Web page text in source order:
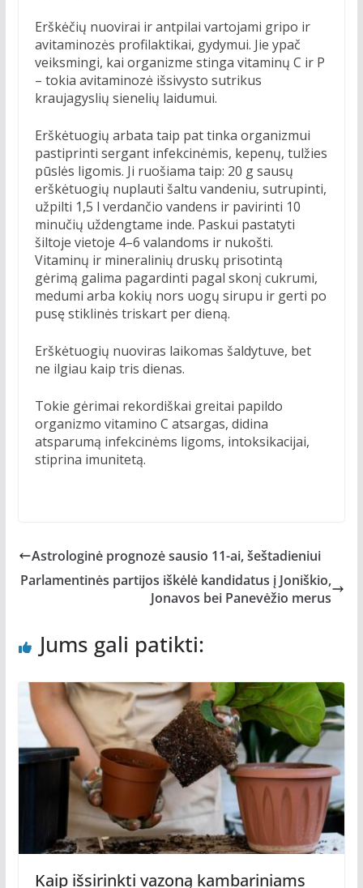
Erškėčių nuovirai ir antpilai vartojami gripo ir
avitaminozės profilaktikai, gydymui. Jie ypač
veiksmingi, kai organizme stinga vitaminų C ir P
– tokia avitaminozė išsivysto sutrikus
kraujagyslių sienelių laidumui.
Erškėtuogių arbata taip pat tinka organizmui
pastiprinti sergant infekcinėmis, kepenų, tulžies
pūslės ligomis. Ji ruošiama taip: 20 g sausų
erškėtuogių nuplauti šaltu vandeniu, sutrupinti,
užpilti 1,5 l verdančio vandens ir pavirinti 10
minučių uždengtame inde. Paskui pastatyti
šiltoje vietoje 4–6 valandoms ir nukošti.
Vitaminų ir mineralinių druskų prisotintą
gėrimą galima pagardinti pagal skonį cukrumi,
medumi arba kokių nors uogų sirupu ir gerti po
pusę stiklinės triskart per dieną.
Erškėtuogių nuoviras laikomas šaldytuve, bet
ne ilgiau kaip tris dienas.
Tokie gėrimai rekordiškai greitai papildo
organizmo vitamino C atsargas, didina
atsparumą infekcinėms ligoms, intoksikacijai,
stiprina imunitetą.
Astrologinė prognozė sausio 11-ai, šeštadieniui
Parlamentinės partijos iškėlė kandidatus į Joniškio,
Jonavos bei Panevėžio merus
Jums gali patikti:
Kaip išsirinkti vazoną kambariniams